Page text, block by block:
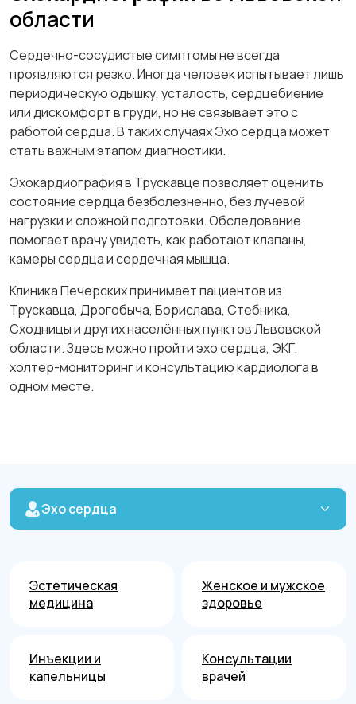
Эхо сердца
Эстетическая
медицина
Женское и мужское
здоровье
Инъекции и
капельницы
Консультации
врачей
области
Сердечно-сосудистые симптомы не всегда
проявляются резко. Иногда человек испытывает лишь
периодическую одышку, усталость, сердцебиение
или дискомфорт в груди, но не связывает это с
работой сердца. В таких случаях Эхо сердца может
стать важным этапом диагностики.
Эхокардиография в Трускавце позволяет оценить
состояние сердца безболезненно, без лучевой
нагрузки и сложной подготовки. Обследование
помогает врачу увидеть, как работают клапаны,
камеры сердца и сердечная мышца.
Клиника Печерских принимает пациентов из
Трускавца, Дрогобыча, Борислава, Стебника,
Сходницы и других населённых пунктов Львовской
области. Здесь можно пройти эхо сердца, ЭКГ,
холтер-мониторинг и консультацию кардиолога в
одном месте.